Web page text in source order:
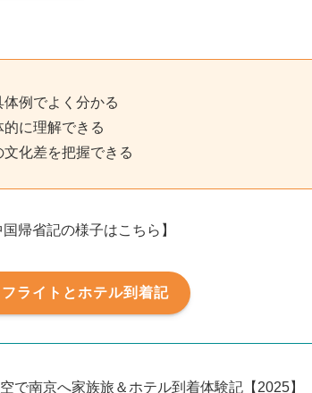
例でよく分かる
に理解できる
化差を把握できる
帰省記の様子はこちら】
ライトとホテル到着記
で南京へ家族旅＆ホテル到着体験記【2025】